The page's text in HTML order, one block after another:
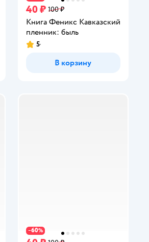
40 ₽ 100 ₽
Книга Феникс Кавказский
пленник: быль
Рейтинг:
5
В корзину
−60%